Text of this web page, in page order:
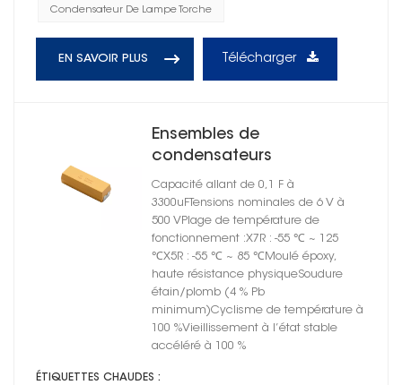
Condensateur De Lampe Torche
EN SAVOIR PLUS Télécharger
Ensembles de
condensateurs
céramiques moulés à
montage en surface série
CT 4502 X5R
Capacité allant de 0,1 F à
3300uFTensions nominales de 6 V à
500 VPlage de température de
fonctionnement :X7R : -55 ℃ ~ 125
℃X5R : -55 ℃ ~ 85 ℃Moulé époxy,
haute résistance physiqueSoudure
étain/plomb (4 % Pb
minimum)Cyclisme de température à
100 %Vieillissement à l’état stable
accéléré à 100 %
ÉTIQUETTES CHAUDES :